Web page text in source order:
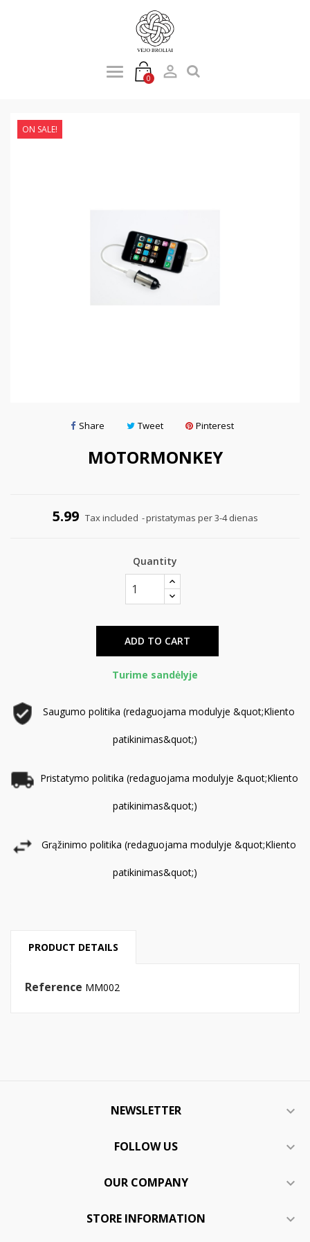
0 
ON SALE!
Share Tweet Pinterest
MOTORMONKEY
5.99 Tax included pristatymas per 3-4 dienas
Quantity
ADD TO CART
Turime sandėlyje
Saugumo politika (redaguojama modulyje &quot;Kliento
patikinimas&quot;)
Pristatymo politika (redaguojama modulyje &quot;Kliento
patikinimas&quot;)
Grąžinimo politika (redaguojama modulyje &quot;Kliento
patikinimas&quot;)
PRODUCT DETAILS
Reference MM002
NEWSLETTER 
FOLLOW US 
OUR COMPANY 
STORE INFORMATION 